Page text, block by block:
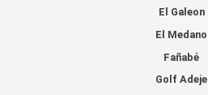
El Galeon
El Medano
Fañabé
Golf Adeje